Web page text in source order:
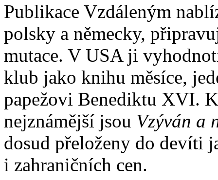
Publikace Vzdáleným
polsky a německy,
mutace. V USA ji
klub jako knihu měsíce,
papežovi Benediktu XVI.
nejznámější jsou Vzýván a
dosud přeloženy do devíti
i zahraničních cen.